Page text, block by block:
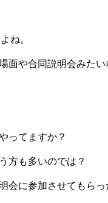
ね。
面や合同説明会みた
ってますか？
方も多いのでは？
会に参加させてもら